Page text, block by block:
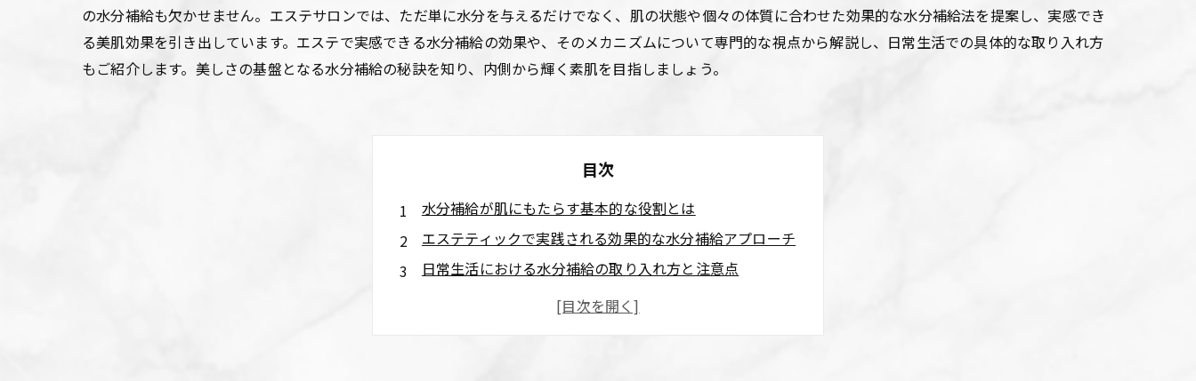
の水分補給も欠かせません。エステサロンでは、ただ単に水分を与えるだけでなく、肌の状態や個々の体質に合わせた効果的な水分補給法を提案し、実感でき
る美肌効果を引き出しています。エステで実感できる水分補給の効果や、そのメカニズムについて専門的な視点から解説し、日常生活での具体的な取り入れ方
もご紹介します。美しさの基盤となる水分補給の秘訣を知り、内側から輝く素肌を目指しましょう。
目次
水分補給が肌にもたらす基本的な役割とは
エステティックで実践される効果的な水分補給アプローチ
日常生活における水分補給の取り入れ方と注意点
科学的に証明された水分補給がもたらす肌への具体的効果